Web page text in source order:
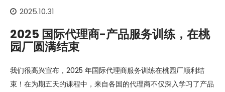
2025.10.31
2025 国际代理商-产品服务训练，在桃
园厂圆满结束
我们很高兴宣布，2025 年国际代理商服务训练在桃园厂顺利结
束！在为期五天的课程中，来自各国的代理商不仅深入学习了产品